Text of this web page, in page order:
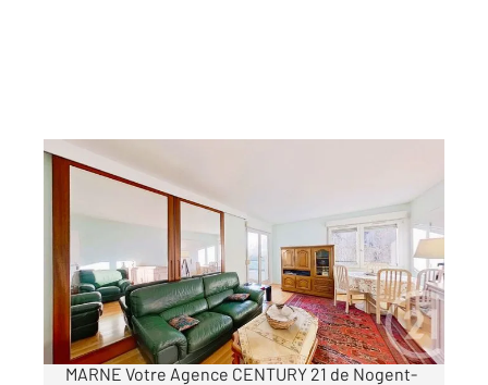
NOGENT SUR MARNE 94
84,78 m2, 4 pièces
Appartement F4 à vendre
449 500 €
APPARTEMENT A VENDRE - NOGENT-SUR-
MARNE Votre Agence CENTURY 21 de Nogent-